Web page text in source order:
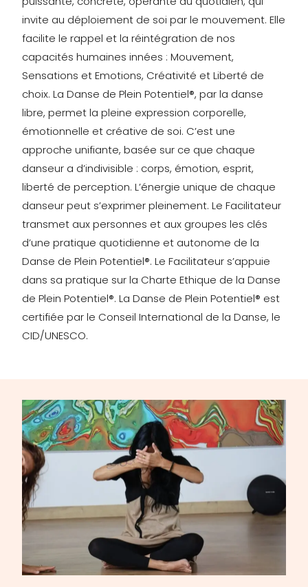
invite au déploiement de soi par le mouvement. Elle
facilite le rappel et la réintégration de nos
capacités humaines innées : Mouvement,
Sensations et Emotions, Créativité et Liberté de
choix. La Danse de Plein Potentiel®, par la danse
libre, permet la pleine expression corporelle,
émotionnelle et créative de soi. C’est une
approche unifiante, basée sur ce que chaque
danseur a d’indivisible : corps, émotion, esprit,
liberté de perception. L’énergie unique de chaque
danseur peut s’exprimer pleinement. Le Facilitateur
transmet aux personnes et aux groupes les clés
d’une pratique quotidienne et autonome de la
Danse de Plein Potentiel®. Le Facilitateur s’appuie
dans sa pratique sur la Charte Ethique de la Danse
de Plein Potentiel®. La Danse de Plein Potentiel® est
certifiée par le Conseil International de la Danse, le
CID/UNESCO.